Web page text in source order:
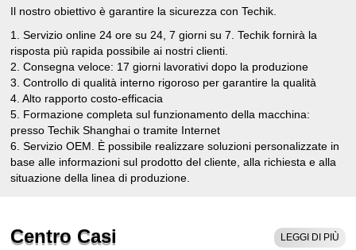
Il nostro obiettivo è garantire la sicurezza con Techik.
1. Servizio online 24 ore su 24, 7 giorni su 7. Techik fornirà la
risposta più rapida possibile ai nostri clienti.
2. Consegna veloce: 17 giorni lavorativi dopo la produzione
3. Controllo di qualità interno rigoroso per garantire la qualità
4. Alto rapporto costo-efficacia
5. Formazione completa sul funzionamento della macchina:
presso Techik Shanghai o tramite Internet
6. Servizio OEM. È possibile realizzare soluzioni personalizzate in
base alle informazioni sul prodotto del cliente, alla richiesta e alla
situazione della linea di produzione.
8. Termini di pagamento T/T, L/C, i dettagli possono essere
Centro Casi LEGGI DI PIÙ